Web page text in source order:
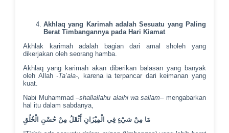
Akhlaq yang Karimah adalah Sesuatu yang Paling
Berat Timbangannya pada Hari Kiamat
Akhlak karimah adalah bagian dari amal sholeh yang
dikerjakan oleh seorang hamba.
Akhlaq yang karimah akan diberikan balasan yang banyak
oleh Allah-Ta’ala- , karena ia terpancar dari keimanan yang
kuat.
Nabi Muhammad –shallallahu alaihi wa sallam– mengabarkan
hal itu dalam sabdanya,
مَا مِنْ شيْءٍ فِي الْمِيْزَانِ أَثْقَلُ مِنْ حُسْنِ الْخُلُقِ